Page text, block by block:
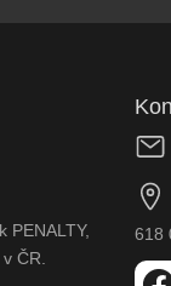
PENALTY,
ČR.
618